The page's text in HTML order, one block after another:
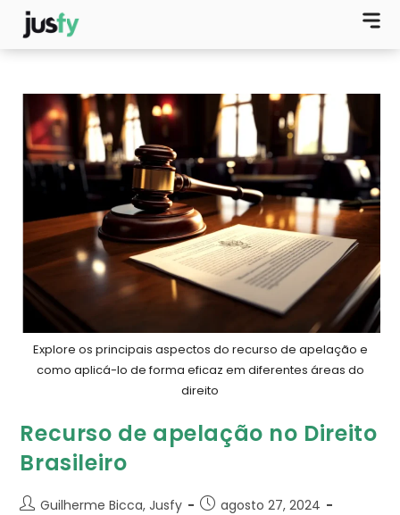
Explore os principais aspectos do recurso de apelação e
como aplicá-lo de forma eficaz em diferentes áreas do
direito
Recurso de apelação no Direito
Brasileiro
Guilherme Bicca, Jusfy
agosto 27, 2024